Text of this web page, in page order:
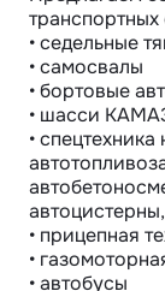
транспортных
• седельные
• самосвалы
• бортовые
• шасси
•
• прицепная
•
• автобусы